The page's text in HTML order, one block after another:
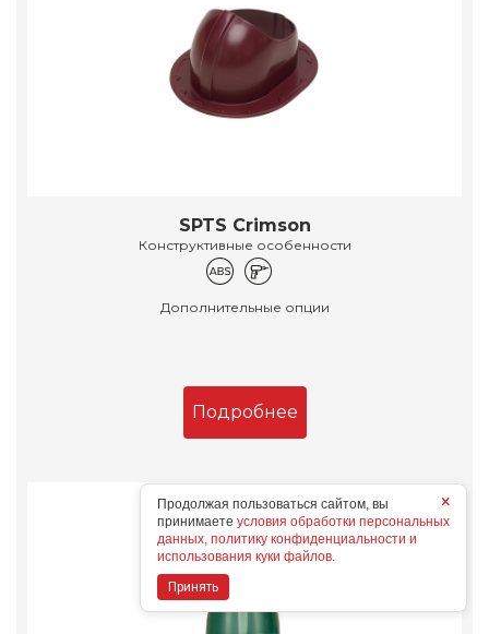
SPTS Crimson
Конструктивные особенности
Дополнительные опции
Подробнее
×
Продолжая пользоваться сайтом, вы
принимаете условия обработки персональных
данных, политику конфиденциальности и
использования куки файлов.
Принять